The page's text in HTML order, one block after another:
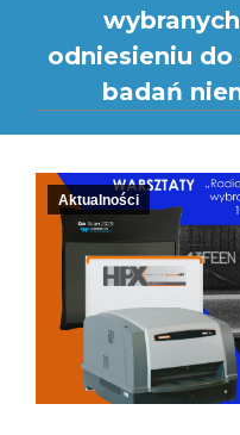
odniesieniu do
badań
Aktualności